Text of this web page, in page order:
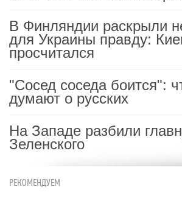
В Финляндии раскрыли
для Украины правду:
просчитался
"Сосед соседа боится":
думают о русских
На Западе разбили
Зеленского
РЕКОМЕНДУЕМ